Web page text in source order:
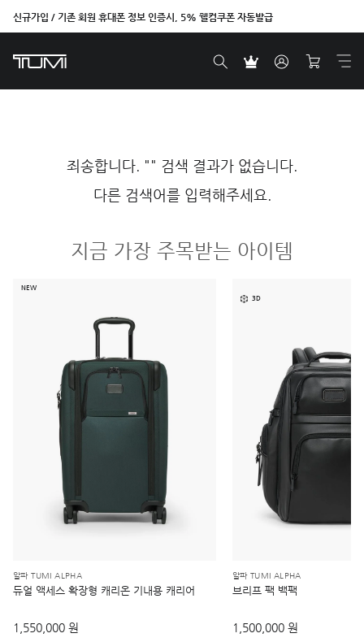
신규가입 / 기존 회원 휴대폰 정보 인증시, 5% 웰컴쿠폰 자동발급
죄송합니다. "" 검색 결과가 없습니다.
다른 검색어를 입력해주세요.
지금 가장 주목받는 아이템
NEW
알파 TUMI ALPHA
듀얼 액세스 확장형 캐리온 기내용 캐리어
1,550,000 원
3D
알파 TUMI ALPHA
브리프 팩 백팩
1,500,000 원